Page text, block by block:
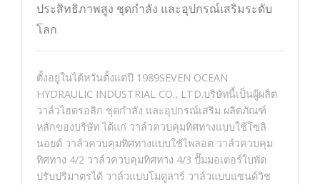
ประสิทธิภาพสูง ชุดกำลัง และอุปกรณ์เสริมระดับ
โลก
ตั้งอยู่ในไต้หวันตั้งแต่ปี 1989SEVEN OCEAN
HYDRAULIC INDUSTRIAL CO., LTD.บริษัทนี้เป็นผู้ผลิต
วาล์วไฮดรอลิก ชุดกำลัง และอุปกรณ์เสริม ผลิตภัณฑ์
หลักของบริษัท ได้แก่ วาล์วควบคุมทิศทางแบบใช้โซลิ
นอยด์ วาล์วควบคุมทิศทางแบบใช้ไพลอต วาล์วควบคุม
ทิศทาง 4/2 วาล์วควบคุมทิศทาง 4/3 ปั๊มมอเตอร์ใบพัด
ปรับปริมาตรได้ วาล์วแบบโมดูลาร์ วาล์วแบบแซนด์วิช